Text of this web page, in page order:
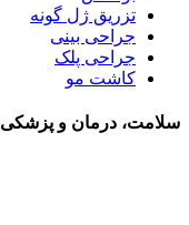
تزریق ژل گونه
جراحی بینی
جراحی پلک
کاشت مو
سلامت، درمان و پزشکی